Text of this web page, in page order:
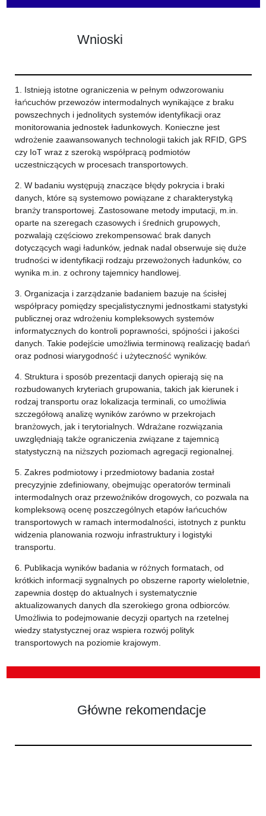
Wnioski
1. Istnieją istotne ograniczenia w pełnym odwzorowaniu
łańcuchów przewozów intermodalnych wynikające z braku
powszechnych i jednolitych systemów identyfikacji oraz
monitorowania jednostek ładunkowych. Konieczne jest
wdrożenie zaawansowanych technologii takich jak RFID, GPS
czy IoT wraz z szeroką współpracą podmiotów
uczestniczących w procesach transportowych.
2. W badaniu występują znaczące błędy pokrycia i braki
danych, które są systemowo powiązane z charakterystyką
branży transportowej. Zastosowane metody imputacji, m.in.
oparte na szeregach czasowych i średnich grupowych,
pozwalają częściowo zrekompensować brak danych
dotyczących wagi ładunków, jednak nadal obserwuje się duże
trudności w identyfikacji rodzaju przewożonych ładunków, co
wynika m.in. z ochrony tajemnicy handlowej.
3. Organizacja i zarządzanie badaniem bazuje na ścisłej
współpracy pomiędzy specjalistycznymi jednostkami statystyki
publicznej oraz wdrożeniu kompleksowych systemów
informatycznych do kontroli poprawności, spójności i jakości
danych. Takie podejście umożliwia terminową realizację badań
oraz podnosi wiarygodność i użyteczność wyników.
4. Struktura i sposób prezentacji danych opierają się na
rozbudowanych kryteriach grupowania, takich jak kierunek i
rodzaj transportu oraz lokalizacja terminali, co umożliwia
szczegółową analizę wyników zarówno w przekrojach
branżowych, jak i terytorialnych. Wdrażane rozwiązania
uwzględniają także ograniczenia związane z tajemnicą
statystyczną na niższych poziomach agregacji regionalnej.
5. Zakres podmiotowy i przedmiotowy badania został
precyzyjnie zdefiniowany, obejmując operatorów terminali
intermodalnych oraz przewoźników drogowych, co pozwala na
kompleksową ocenę poszczególnych etapów łańcuchów
transportowych w ramach intermodalności, istotnych z punktu
widzenia planowania rozwoju infrastruktury i logistyki
transportu.
6. Publikacja wyników badania w różnych formatach, od
krótkich informacji sygnalnych po obszerne raporty wieloletnie,
zapewnia dostęp do aktualnych i systematycznie
aktualizowanych danych dla szerokiego grona odbiorców.
Umożliwia to podejmowanie decyzji opartych na rzetelnej
wiedzy statystycznej oraz wspiera rozwój polityk
transportowych na poziomie krajowym.
Główne rekomendacje